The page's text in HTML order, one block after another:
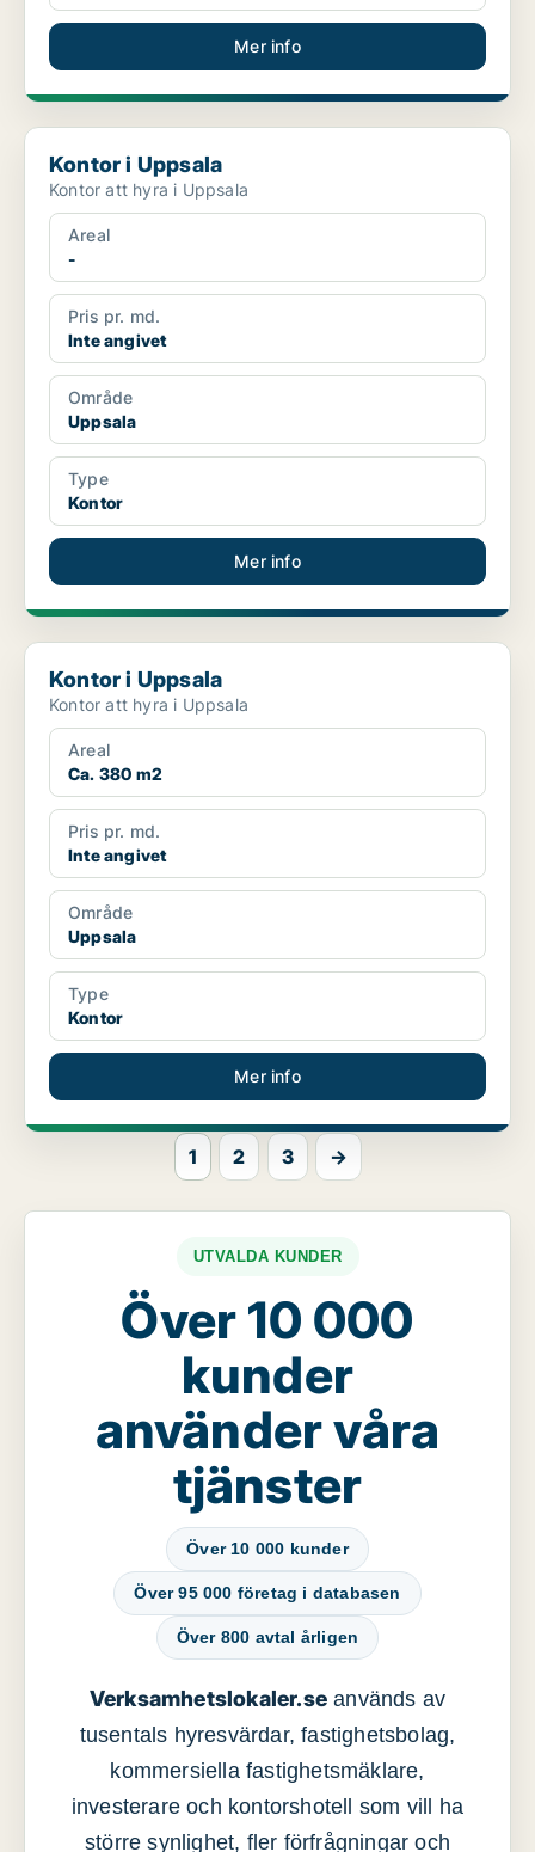
Mer info
Kontor i Uppsala
Kontor i Uppsala
Kontor att hyra i Uppsala
Areal
-
Pris pr. md.
Inte angivet
Område
Uppsala
Type
Kontor
Mer info
Kontor i Uppsala
Kontor i Uppsala
Kontor att hyra i Uppsala
Areal
Ca. 380 m2
Pris pr. md.
Inte angivet
Område
Uppsala
Type
Kontor
Mer info
1 2 3 →
UTVALDA KUNDER
Över 10 000
kunder
använder våra
tjänster
Över 10 000 kunder
Över 95 000 företag i databasen
Över 800 avtal årligen
Verksamhetslokaler.se används av
tusentals hyresvärdar, fastighetsbolag,
kommersiella fastighetsmäklare,
investerare och kontorshotell som vill ha
större synlighet, fler förfrågningar och